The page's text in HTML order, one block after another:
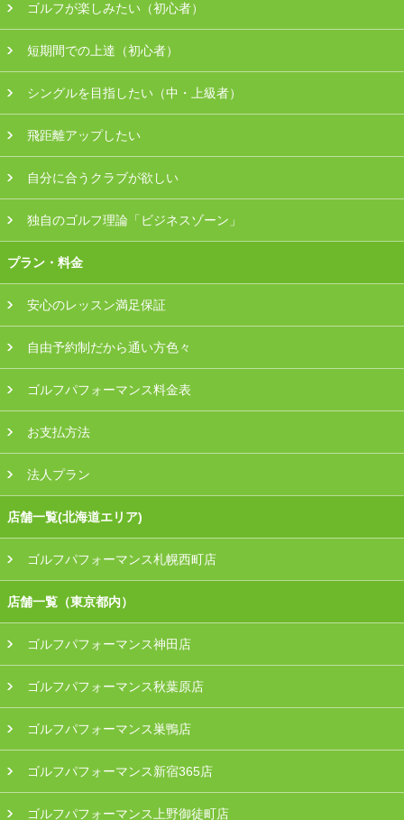
ゴルフが楽しみたい（初心者）
短期間での上達（初心者）
シングルを目指したい（中・上級者）
飛距離アップしたい
自分に合うクラブが欲しい
独自のゴルフ理論「ビジネスゾーン」
プラン・料金
安心のレッスン満足保証
自由予約制だから通い方色々
ゴルフパフォーマンス料金表
お支払方法
法人プラン
店舗一覧(北海道エリア)
ゴルフパフォーマンス札幌西町店
店舗一覧（東京都内）
ゴルフパフォーマンス神田店
ゴルフパフォーマンス秋葉原店
ゴルフパフォーマンス巣鴨店
ゴルフパフォーマンス新宿365店
ゴルフパフォーマンス上野御徒町店